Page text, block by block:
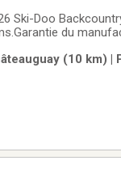
Ski-Doo
du
(10 km) |